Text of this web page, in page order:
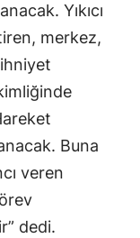
Yıkıcı
merkez,
Buna
veren
dedi.